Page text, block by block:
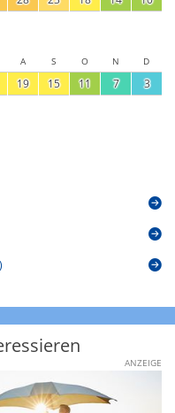
A S O N D
19 15 11 7 3
ANZEIGE